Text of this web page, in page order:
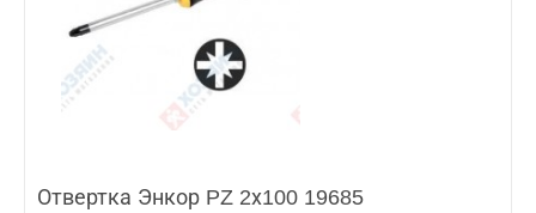
Отвертка Энкор PZ 2х100 19685